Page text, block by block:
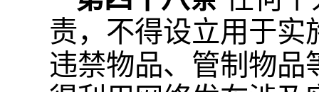
责，不得设立用于实
违禁物品、管制物品